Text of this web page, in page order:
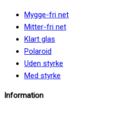
Mygge-fri net
Mitter-fri net
Klart glas
Polaroid
Uden styrke
Med styrke
Information